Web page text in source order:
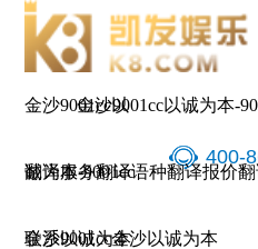
400-
金沙9001cc以
诚为本-9001cc
金沙以诚为本
金沙9001cc以诚为本-
翻译服务翻译语种翻译报价
联系9001cc金沙以诚为本